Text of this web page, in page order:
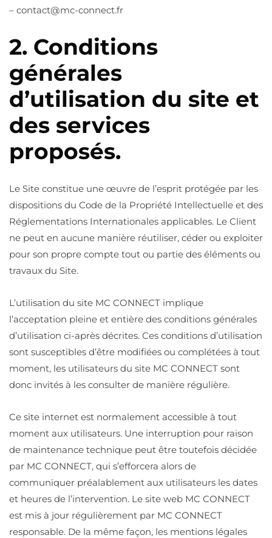
– contact@mc-connect.fr
2. Conditions
générales
d’utilisation du site et
des services
proposés.
Le Site constitue une œuvre de l’esprit protégée par les
dispositions du Code de la Propriété Intellectuelle et des
Réglementations Internationales applicables. Le Client
ne peut en aucune manière réutiliser, céder ou exploiter
pour son propre compte tout ou partie des éléments ou
travaux du Site.
L’utilisation du site MC CONNECT implique
l’acceptation pleine et entière des conditions générales
d’utilisation ci-après décrites. Ces conditions d’utilisation
sont susceptibles d’être modifiées ou complétées à tout
moment, les utilisateurs du site MC CONNECT sont
donc invités à les consulter de manière régulière.
Ce site internet est normalement accessible à tout
moment aux utilisateurs. Une interruption pour raison
de maintenance technique peut être toutefois décidée
par MC CONNECT, qui s’efforcera alors de
communiquer préalablement aux utilisateurs les dates
et heures de l’intervention. Le site web MC CONNECT
est mis à jour régulièrement par MC CONNECT
responsable. De la même façon, les mentions légales